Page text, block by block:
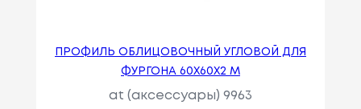
ПРОФИЛЬ ОБЛИЦОВОЧНЫЙ УГЛОВОЙ ДЛЯ
ФУРГОНА 60Х60Х2 М
at (аксессуары) 9963